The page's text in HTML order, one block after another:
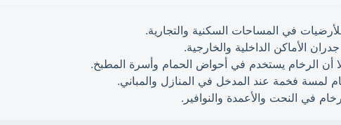
في المساحات السكنية والتجارية.
الأماكن الداخلية والخارجية.
أن الرخام يستخدم في أحواض الحمام وأسرة المطبخ.
لمسة فخمة عند المدخل في المنازل والمباني.
في النحت والأعمدة والنوافير.